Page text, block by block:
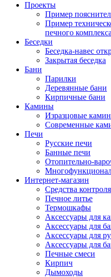
Проекты
Пример
Пример
печного комплекса
Беседки
Беседка-навес
Закрытая беседка
Бани
Парилки
Деревянные бани
Кирпичные бани
Камины
Изразцовые
Современные
Печи
Русские печи
Банные печи
Отопительно-
Интернет-магазин
Средства
Печное литье
Термошкафы
Аксессуары для
Аксессуары для
Аксессуары для
Аксессуары для
Печные смеси
Кирпич
Дымоходы